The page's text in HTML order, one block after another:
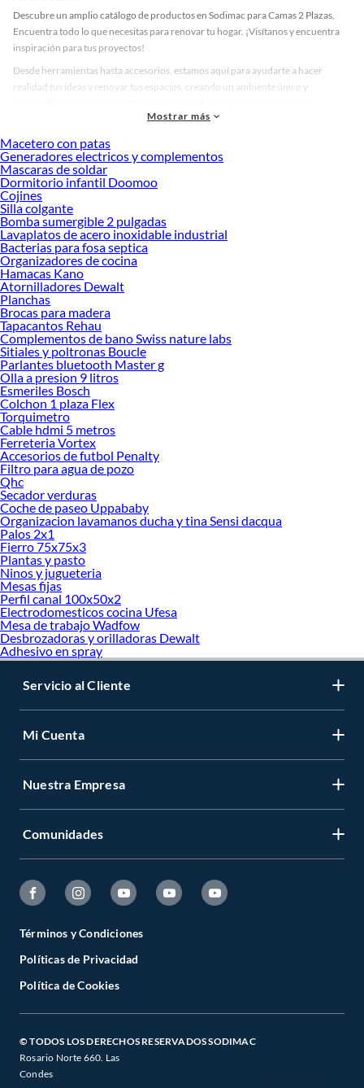
Descubre un amplio catálogo de productos en Sodimac para Camas 2 Plazas.
Encuentra todo lo que necesitas para renovar tu hogar. ¡Visítanos y encuentra
inspiración para tus proyectos!
Desde herramientas hasta accesorios, estamos aquí para ayudarte a hacer
realidad tus ideas y renovar tus espacios, creando un ambiente único y
accesorios de calidad que te ayudarán a crear un espacio más tú.
Desde remodelaciones hasta proyectos de decoración, estamos aquí para hacer
tus ideas realidad. ¡Visítanos y encuentra todo lo que tenemos para ofrecerte en
Camas 2 Plazas!
Explora la variedad de productos de Camas 2 Plazas en Sodimac
Herramientas, materiales y accesorios de calidad para tus proyectos y
renovación de espacios. ¡Visítanos y descubre todo lo que tenemos para
ofrecerte!
Encuentra una amplia variedad de productos de Camas 2 Plazas en Sodimac.
Encuentra todo lo necesario para tus proyectos de renovación y decoración.
¡Visítanos y haz tus ideas realidad!
Mostrar más
Macetero con patas
Generadores electricos y complementos
Mascaras de soldar
Dormitorio infantil Doomoo
Cojines
Silla colgante
Bomba sumergible 2 pulgadas
Lavaplatos de acero inoxidable industrial
Bacterias para fosa septica
Organizadores de cocina
Hamacas Kano
Atornilladores Dewalt
Planchas
Brocas para madera
Tapacantos Rehau
Complementos de bano Swiss nature labs
Sitiales y poltronas Boucle
Parlantes bluetooth Master g
Olla a presion 9 litros
Esmeriles Bosch
Colchon 1 plaza Flex
Torquimetro
Cable hdmi 5 metros
Ferreteria Vortex
Accesorios de futbol Penalty
Filtro para agua de pozo
Qhc
Secador verduras
Coche de paseo Uppababy
Organizacion lavamanos ducha y tina Sensi dacqua
Palos 2x1
Fierro 75x75x3
Plantas y pasto
Ninos y jugueteria
Mesas fijas
Perfil canal 100x50x2
Electrodomesticos cocina Ufesa
Mesa de trabajo Wadfow
Desbrozadoras y orilladoras Dewalt
Adhesivo en spray
Servicio al Cliente
Mi Cuenta
Nuestra Empresa
Comunidades
Términos y Condiciones
Políticas de Privacidad
Política de Cookies
© TODOS LOS DERECHOS RESERVADOS SODIMAC
Rosario Norte 660. Las
Condes